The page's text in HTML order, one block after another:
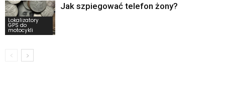
Lokalizatory
GPS do
motocykli
Jak szpiegować telefon żony?